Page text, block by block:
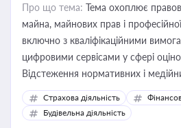
Про що тема: Тема охоплює
майна, майнових прав і
включно з кваліфікаційними
цифровими сервісами у сфері
Відстеження нормативних і
корисне для власника бізнесу,
бухгалтера під час оподаткування,
державного майна, корпоративних
Страхова діяльність
Будівельна діяльність